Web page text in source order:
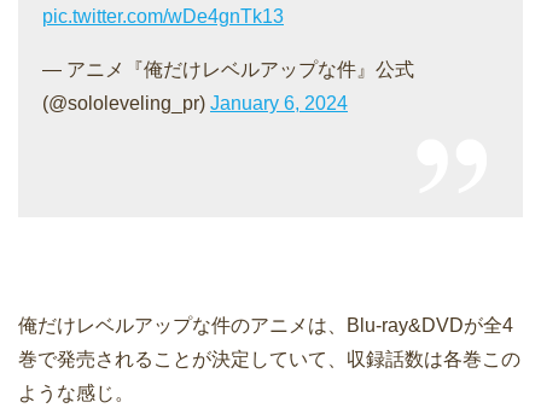
pic.twitter.com/wDe4gnTk13
— アニメ『俺だけレベルアップな件』公式
(@sololeveling_pr) January 6, 2024
俺だけレベルアップな件のアニメは、Blu-ray&DVDが全4
巻で発売されることが決定していて、収録話数は各巻この
ような感じ。